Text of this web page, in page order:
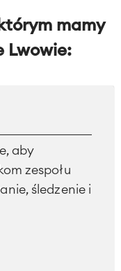
mamy
Lwowie:
aby
zespołu
śledzenie i